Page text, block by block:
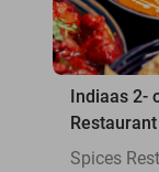
Indiaas 2-
Restaurant
Spices